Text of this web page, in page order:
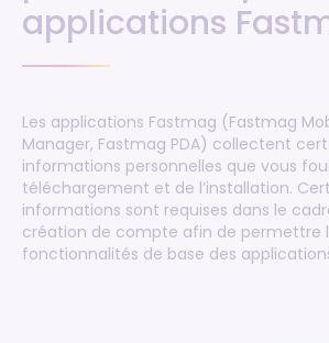
applications
Les applications Fastmag (Fastmag
Manager, Fastmag PDA) collectent
informations personnelles que vous
téléchargement et de l’installation.
informations sont requises dans le
création de compte afin de permettre
fonctionnalités de base des